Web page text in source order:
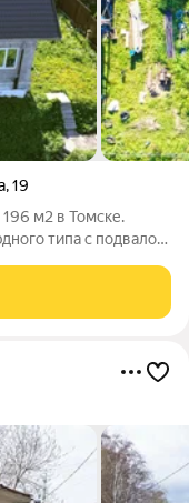
,19
м2 в Томске.
типа с подвалом
м. Гараж с подвалом.